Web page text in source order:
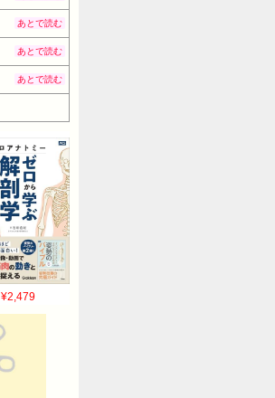
あとで読む
あとで読む
あとで読む
¥2,479